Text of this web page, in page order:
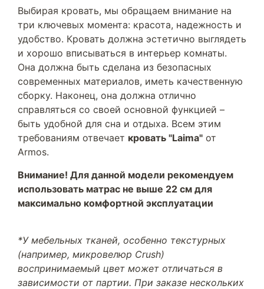
Выбирая кровать, мы обращаем внимание на
три ключевых момента: красота, надежность и
удобство. Кровать должна эстетично выглядеть
и хорошо вписываться в интерьер комнаты.
Она должна быть сделана из безопасных
современных материалов, иметь качественную
сборку. Наконец, она должна отлично
справляться со своей основной функцией –
быть удобной для сна и отдыха. Всем этим
требованиям отвечает кровать "Laima" от
Armos.
Внимание! Для данной модели рекомендуем
использовать матрас не выше 22 см для
максимально комфортной эксплуатации
*У мебельных тканей, особенно текстурных
(например, микровелюр Crush)
воспринимаемый цвет может отличаться в
зависимости от партии. При заказе нескольких